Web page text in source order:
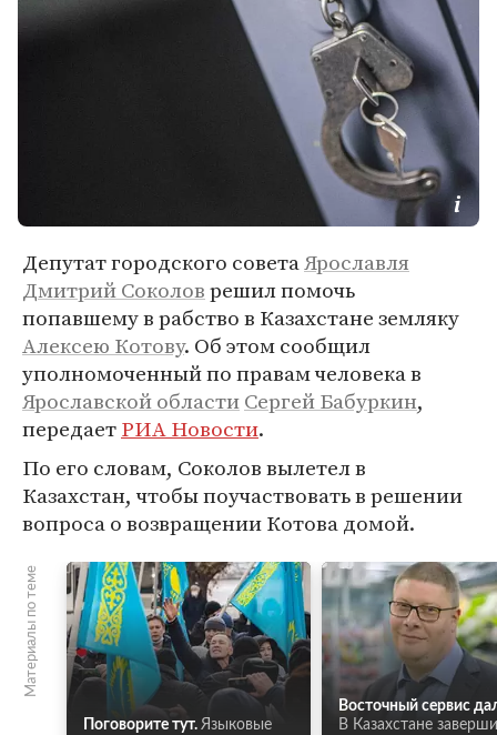
Депутат городского советаЯрославля
Дмитрий Соколоврешил помочь
попавшему в рабство в Казахстане земляку
Алексею Котову. Об этом сообщил
уполномоченный по правам человека в
Ярославской областиСергей Бабуркин,
передаетРИА Новости.
По его словам, Соколов вылетел в
Казахстан, чтобы поучаствовать в решении
вопроса о возвращении Котова домой.
Материалы по теме
Поговорите тут. Языковые
Восточный сервис
В Казахстане